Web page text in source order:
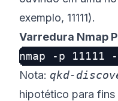
exemplo, 11111).
Varredura Nmap
Nota: qkd-
hipotético para fins